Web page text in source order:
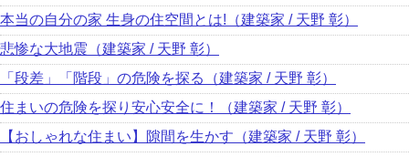
本当の自分の家 生身の住空間とは!（建築家 / 天野 彰）
悲惨な大地震（建築家 / 天野 彰）
「段差」「階段」の危険を探る（建築家 / 天野 彰）
住まいの危険を探り安心安全に！（建築家 / 天野 彰）
【おしゃれな住まい】隙間を生かす（建築家 / 天野 彰）